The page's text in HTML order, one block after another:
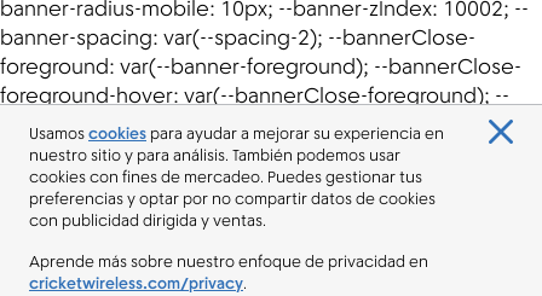
Usamoscookies para ayudar a mejorar su experiencia en
nuestro sitio y para análisis. También podemos usar
cookies con fines de mercadeo. Puedes gestionar tus
preferencias y optar por no compartir datos de cookies
con publicidad dirigida y ventas.
Aprende más sobre nuestro enfoque de privacidad en
cricketwireless.com/privacy.